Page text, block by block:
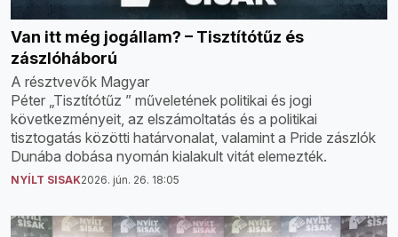
Van itt még jogállam? – Tisztítótűz és
zászlóháború
A résztvevők Magyar
Péter „Tisztítótűz ” műveletének politikai és jogi
következményeit, az elszámoltatás és a politikai
tisztogatás közötti határvonalat, valamint a Pride zászlók
Dunába dobása nyomán kialakult vitát elemezték.
NYÍLT SISAK2026. jún. 26. 18:05